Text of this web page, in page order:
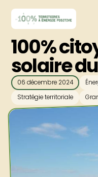
06 décembre 2024
Stratégie territoriale
100%
solaire